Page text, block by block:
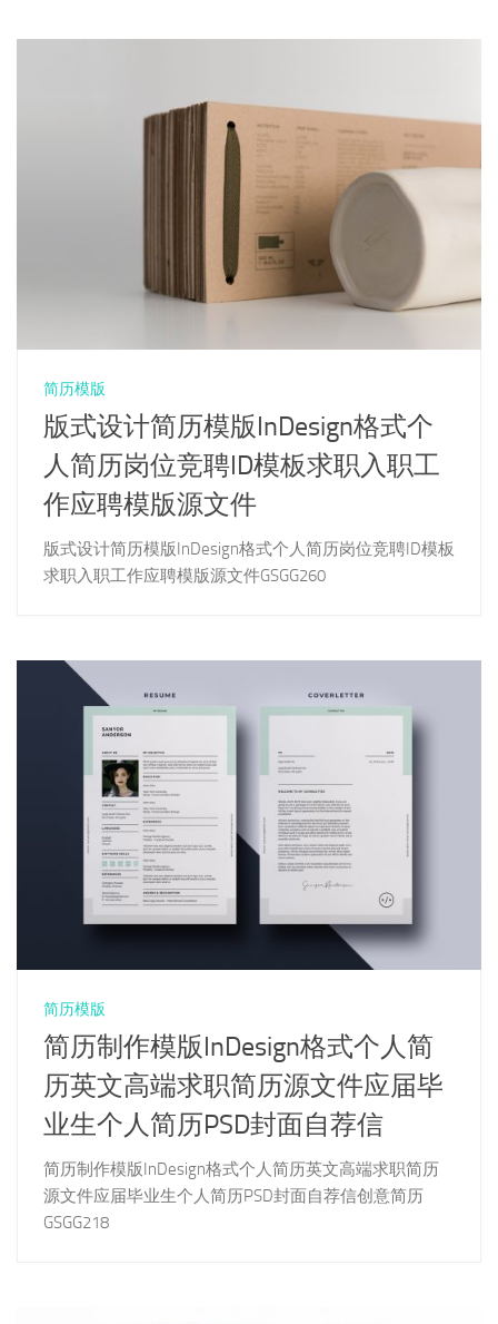
简历模版
版式设计简历模版InDesign格式个
人简历岗位竞聘ID模板求职入职工
作应聘模版源文件
版式设计简历模版InDesign格式个人简历岗位竞聘ID模板
求职入职工作应聘模版源文件GSGG260
简历模版
简历制作模版InDesign格式个人简
历英文高端求职简历源文件应届毕
业生个人简历PSD封面自荐信
简历制作模版InDesign格式个人简历英文高端求职简历
源文件应届毕业生个人简历PSD封面自荐信创意简历
GSGG218